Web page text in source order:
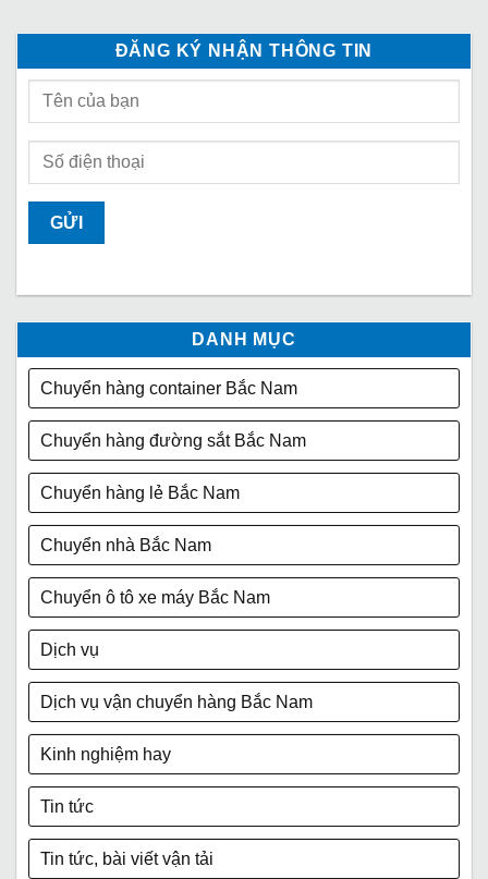
ĐĂNG KÝ NHẬN THÔNG TIN
DANH MỤC
Chuyển hàng container Bắc Nam
Chuyển hàng đường sắt Bắc Nam
Chuyển hàng lẻ Bắc Nam
Chuyển nhà Bắc Nam
Chuyển ô tô xe máy Bắc Nam
Dịch vụ
Dịch vụ vận chuyển hàng Bắc Nam
Kinh nghiệm hay
Tin tức
Tin tức, bài viết vận tải